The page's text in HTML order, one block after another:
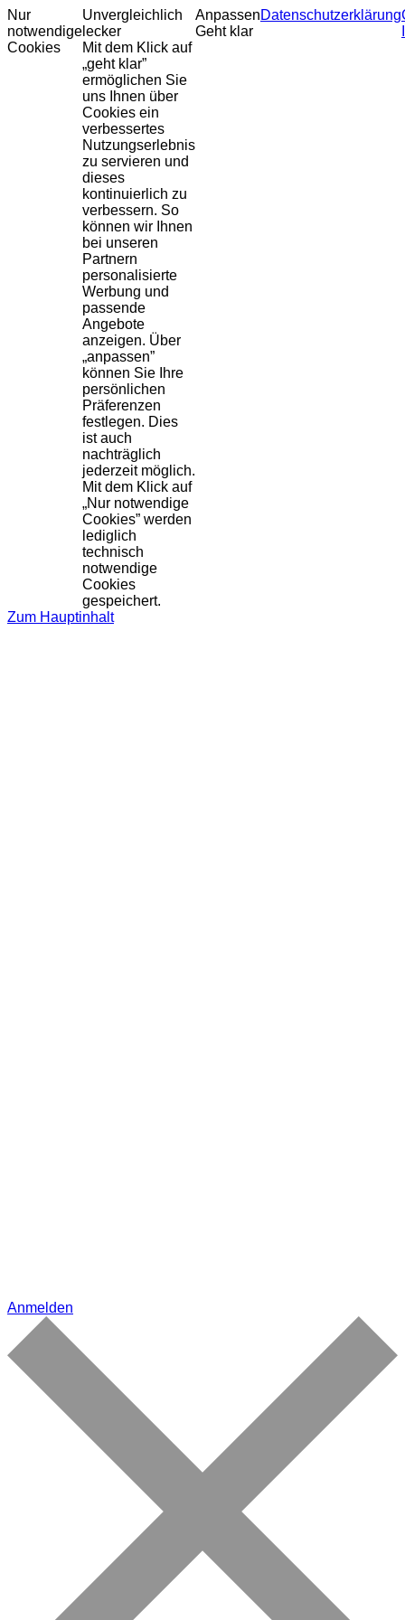
Nur
notwendige
Cookies
Unvergleichlich
lecker
Mit dem Klick auf
„geht klar”
ermöglichen Sie
uns Ihnen über
Cookies ein
verbessertes
Nutzungserlebnis
zu servieren und
dieses
kontinuierlich zu
verbessern. So
können wir Ihnen
bei unseren
Partnern
personalisierte
Werbung und
passende
Angebote
anzeigen. Über
„anpassen”
können Sie Ihre
persönlichen
Präferenzen
festlegen. Dies
ist auch
nachträglich
jederzeit möglich.
Mit dem Klick auf
„Nur notwendige
Cookies” werden
lediglich
technisch
notwendige
Cookies
gespeichert.
Anpassen
Geht klar
Datenschutzerklärung
Zum Hauptinhalt
Anmelden